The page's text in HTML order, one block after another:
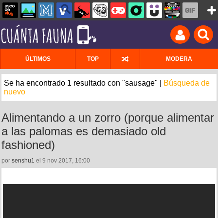
ÚLTIMOS TOP MODERA
Se ha encontrado 1 resultado con "sausage" |
Búsqueda de
nuevo
Alimentando a un zorro (porque alimentar
a las palomas es demasiado old
fashioned)
por senshu1 el 9 nov 2017, 16:00